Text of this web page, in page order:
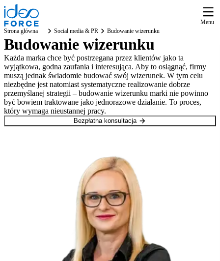
Menu
Strona główna
Social media & PR Budowanie wizerunku
Budowanie wizerunku
Każda marka chce być postrzegana przez klientów jako ta
wyjątkowa, godna zaufania i interesująca. Aby to osiągnąć, firmy
muszą jednak świadomie budować swój wizerunek. W tym celu
niezbędne jest natomiast systematyczne realizowanie dobrze
przemyślanej strategii – budowanie wizerunku marki nie powinno
być bowiem traktowane jako jednorazowe działanie. To proces,
który wymaga nieustannej pracy.
Bezpłatna konsultacja